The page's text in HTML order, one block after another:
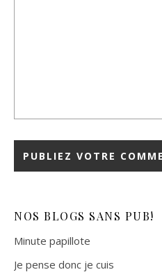
NOS BLOGS SANS PUB!
Minute papillote
Je pense donc je cuis